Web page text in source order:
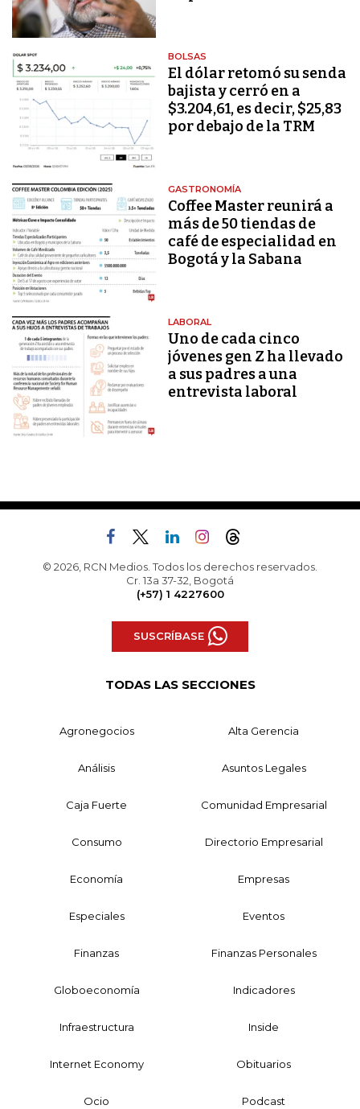
BOLSAS
El dólar retomó su senda
bajista y cerró en a
$3.204,61, es decir, $25,83
por debajo de la TRM
GASTRONOMÍA
Coffee Master reunirá a
más de 50 tiendas de
café de especialidad en
Bogotá y la Sabana
LABORAL
Uno de cada cinco
jóvenes gen Z ha llevado
a sus padres a una
entrevista laboral
© 2026, RCN Medios. Todos los derechos reservados.
Cr. 13a 37-32, Bogotá
(+57) 1 4227600
SUSCRÍBASE
TODAS LAS SECCIONES
Agronegocios Alta Gerencia
Análisis Asuntos Legales
Caja Fuerte Comunidad Empresarial
Consumo Directorio Empresarial
Economía Empresas
Especiales Eventos
Finanzas Finanzas Personales
Globoeconomía Indicadores
Infraestructura Inside
Internet Economy Obituarios
Ocio Podcast